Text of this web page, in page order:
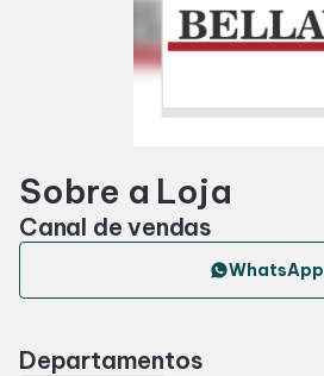
Fique por dentro
Lojas e Restaurantes
Sobre a Loja
Canal de vendas
WhatsApp
Departamentos